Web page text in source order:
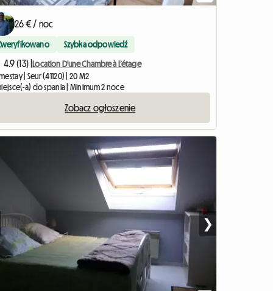
26 € / noc
Szybka odpowiedź
4.9 (13) |Location D'une Chambre à L’étage
| Seur (41120) | 20 M2
a) do spania | Minimum 2 noce
Zobacz ogłoszenie
❯